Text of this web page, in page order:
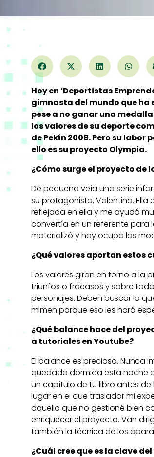
Hoy en ‘Deportistas
gimnasta del mundo que ha
pese a no ganar una
los valores de su deporte
de Pekín 2008. Pero su
ello es su proyecto Olympia.
¿Cómo surge el proyecto de
De pequeña veía una serie
su protagonista, Valentina.
reflejada en ella y me ayudó
convertía en un referente para
materializó y hoy ocupa las
¿Qué valores aportan estos
Los valores giran en torno a la
triunfos o fracasos y sobre
personajes. Deben buscar lo
mimen porque eso les hará
¿Qué balance hace del
a tutoriales en Youtube?
El balance es precioso. Nunca
quedado dormida esta noche
un capítulo de tu libro antes de
lugar en el que trasladar mi
aquello que no gestioné bien
enriquecer el proyecto. Van
también la técnica de los
¿Cuál cree que es la clave